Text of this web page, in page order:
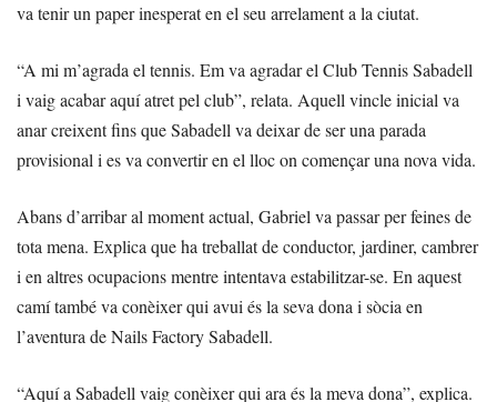
va tenir un paper inesperat en el seu arrelament a la ciutat.
“A mi m’agrada el tennis. Em va agradar el Club Tennis Sabadell
i vaig acabar aquí atret pel club”, relata. Aquell vincle inicial va
anar creixent fins que Sabadell va deixar de ser una parada
provisional i es va convertir en el lloc on començar una nova vida.
Abans d’arribar al moment actual, Gabriel va passar per feines de
tota mena. Explica que ha treballat de conductor, jardiner, cambrer
i en altres ocupacions mentre intentava estabilitzar-se. En aquest
camí també va conèixer qui avui és la seva dona i sòcia en
l’aventura de Nails Factory Sabadell.
“Aquí a Sabadell vaig conèixer qui ara és la meva dona”, explica.